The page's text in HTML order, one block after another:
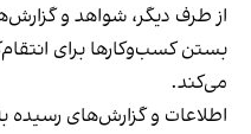
از طرف دیگر، شواهد و
بستن کسب‌وکارها برای
می‌کند.
اطلاعات و گزارش‌های رسیده